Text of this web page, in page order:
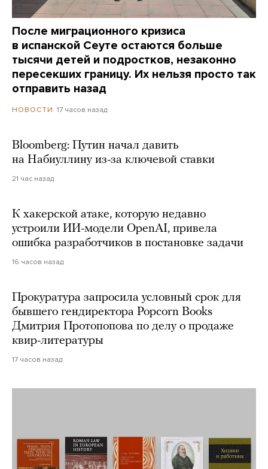
После миграционного кризиса
в испанской Сеуте остаются больше
тысячи детей и подростков, незаконно
пересекших границу. Их нельзя просто так
отправить назад
НОВОСТИ 17 часов назад
Bloomberg: Путин начал давить
на Набиуллину из-за ключевой ставки
21 час назад
К хакерской атаке, которую недавно
устроили ИИ-модели OpenAI, привела
ошибка разработчиков в постановке задачи
16 часов назад
Прокуратура запросила условный срок для
бывшего гендиректора Popcorn Books
Дмитрия Протопопова по делу о продаже
квир-литературы
17 часов назад